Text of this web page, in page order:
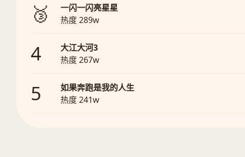
🥉
一闪一闪亮星星
热度 289w
4
大江大河3
热度 267w
5
如果奔跑是我的人生
热度 241w